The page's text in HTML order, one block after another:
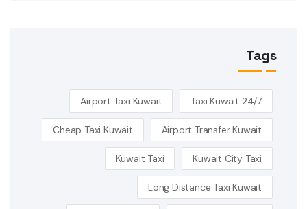
Tags
24/7 Taxi Kuwait
Airport Taxi Kuwait
Airport Transfer Kuwait
Cheap Taxi Kuwait
Kuwait City Taxi
Kuwait Taxi
Long Distance Taxi Kuwait